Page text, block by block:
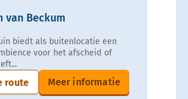
van Beckum
biedt als buitenlocatie een
voor het afscheid of
route Meer informatie